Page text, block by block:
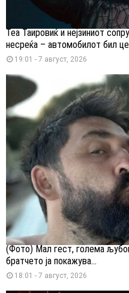
Теа Таировиќ и нејзиниот
несреќа – автомобилот бил
19:01 - 7 август, 2026
(Фото) Мал гест, голема
братчето ја покажува...
18:01 - 7 август, 2026